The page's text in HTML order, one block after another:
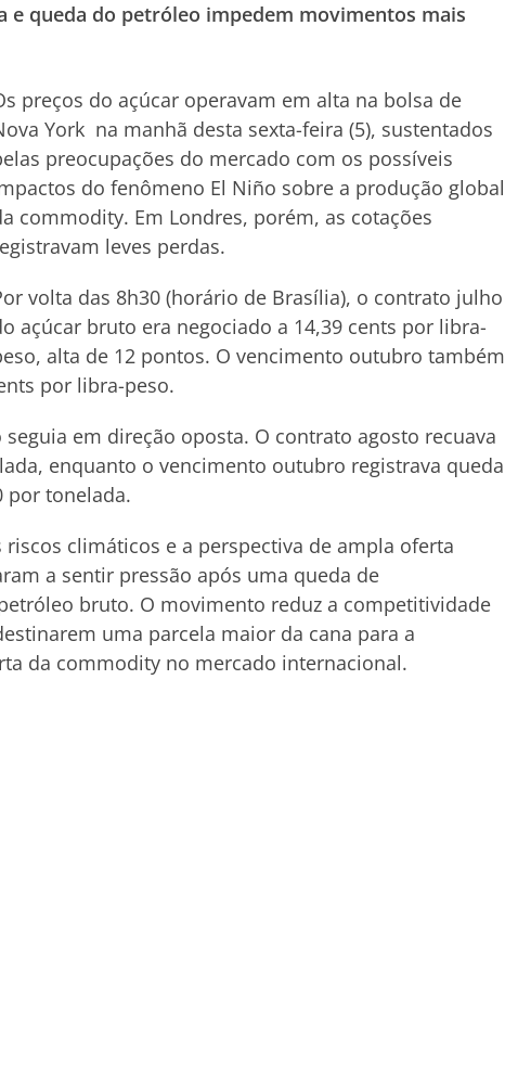
e queda do petróleo impedem movimentos mais
preços do açúcar operavam em alta na bolsa de
York na manhã desta sexta-feira (5), sustentados
preocupações do mercado com os possíveis
do fenômeno El Niño sobre a produção global
commodity. Em Londres, porém, as cotações
leves perdas.
volta das 8h30 (horário de Brasília), o contrato julho
açúcar bruto era negociado a 14,39 cents por libra-
alta de 12 pontos. O vencimento outubro também
por libra-peso.
em direção oposta. O contrato agosto recuava
enquanto o vencimento outubro registrava queda
por tonelada.
climáticos e a perspectiva de ampla oferta
a sentir pressão após uma queda de
bruto. O movimento reduz a competitividade
uma parcela maior da cana para a
da commodity no mercado internacional.